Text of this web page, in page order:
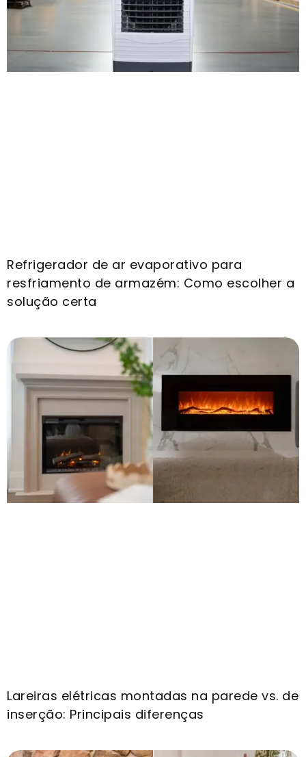
Refrigerador de ar evaporativo para
resfriamento de armazém: Como escolher a
solução certa
Lareiras elétricas montadas na parede vs. de
inserção: Principais diferenças